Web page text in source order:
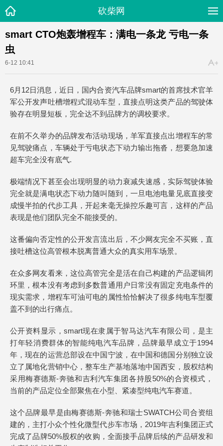
砍柴网
smart CTO炮轰增程车：满电一条龙 亏电一条
虫
6-12 10:41
6月12日消息，近日，国内合资汽车品牌smart的首席技术官羊
军公开发声吐槽增程式混动车型，直接点明这类产品的驾驶体
验存在明显短板，完全达不到品牌方的调校要求。
在前不久举办的品牌发布活动现场，羊军直接点出增程车的常
见驾驶痛点，车辆处于亏电状态下动力输出拖沓，想要急加速
超车完全没有底气.
极端情况下甚至会出现明显的动力衰减失速感，实际驾驶体验
完全就是满电状态下动力随叫随到，一旦电池电量见底直接变
成慢半拍的代步工具，开起来毫无操控乐趣可言，这样的产品
表现是他们团队完全不能接受的。
这番偏向否定性的公开发言流出后，不少网友完全不买账，直
接吐槽这位高管根本脱离普通大众的真实用车场景。
在众多网友看来，这位高管完全是活在自己构建的产品逻辑闭
环里，根本没有考虑到多数普通用户日常没有固定充电条件的
现实需求，增程车可油可电的属性恰恰解决了很多纯电车型覆
盖不到的出行痛点。
公开资料显示，smart现在隶属于智马达汽车有限公司，是主
打年轻消费群体的智能纯电汽车品牌，品牌最早成立于1994
年，现在的运营总部设在中国宁波，在中国和德国分别独立设
立了属地化营销中心，整车生产基地落地中国西安，股权结构
采用梅赛德斯-奔驰和吉利汽车集团各持股50%的合资模式，
当前的产品定位全部聚焦在小型、紧凑型纯电汽车赛道。
这个品牌最早是由梅赛德斯-奔驰和瑞士SWATCH公司合资组
建的，主打小众个性化微型代步车市场，2019年吉利集团正式
完成了品牌50%股权的收购，全面接手品牌后续的产品研发和